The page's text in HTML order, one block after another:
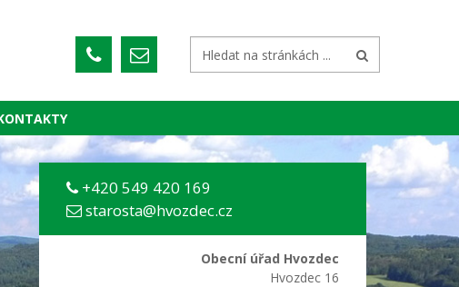
+420 549 420 169
starosta@hvozdec.cz
Obecní úřad Hvozdec
Hvozdec 16